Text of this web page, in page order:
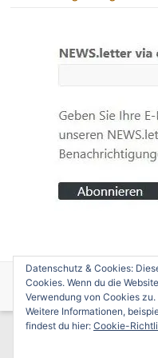
Copyright © 2026 edition
Spacious
von
Datenschutz & Cookies:
Cookies. Wenn du die
Verwendung von Cookies zu.
Weitere Informationen,
findest du hier: Cookie-